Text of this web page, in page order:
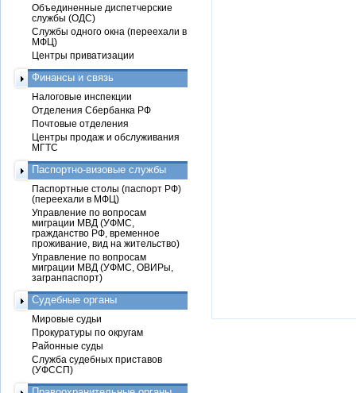
Объединенные диспетчерские
службы (ОДС)
Службы одного окна (переехали в
МФЦ)
Центры приватизации
Финансы и связь
Налоговые инспекции
Отделения Сбербанка РФ
Почтовые отделения
Центры продаж и обслуживания
МГТС
Паспортно-визовые службы
Паспортные столы (паспорт РФ)
(переехали в МФЦ)
Управление по вопросам
миграции МВД (УФМС,
гражданство РФ, временное
проживание, вид на жительство)
Управление по вопросам
миграции МВД (УФМС, ОВИРы,
загранпаспорт)
Судебные органы
Мировые судьи
Прокуратуры по округам
Районные суды
Служба судебных приставов
(УФССП)